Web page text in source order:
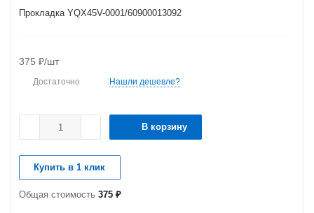
Прокладка YQX45V-0001/60900013092
375 ₽/шт
Достаточно Нашли дешевле?
В корзину
Купить в 1 клик
Общая стоимость 375 ₽